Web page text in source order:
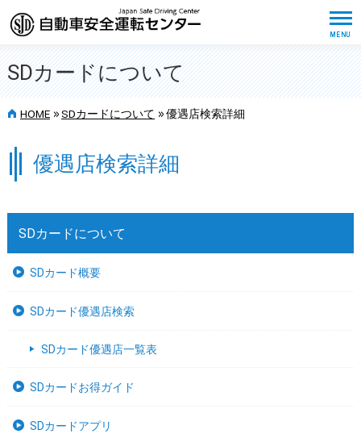
SDカードについて
HOME >> SDカードについて >> 優遇店検索詳細
優遇店検索詳細
SDカードについて
SDカード概要
SDカード優遇店検索
SDカード優遇店一覧表
SDカードお得ガイド
SDカードアプリ